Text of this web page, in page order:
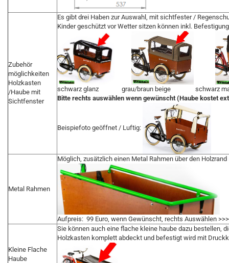
Zubehör
möglichkeiten
Holzkasten
/Haube mit
Sichtfenster
Es gibt drei Haben zur Auswahl, mit sichtfester /
Kinder geschützt vor Wetter sitzen können inkl.
schwarz glanz grau/braun beige schwarz
Bitte rechts auswählen wenn gewünscht (Haube kostet
Beispiefoto geöffnet / Luftig:
Metal Rahmen
Möglich, zusätzlich einen Metal Rahmen über den
Aufpreis: 99 Euro, wenn Gewünscht, rechts Auswählen >>>
Kleine Flache
Haube
Sie können auch eine flache kleine haube dazu bestellen,
Holzkasten komplett abdeckt und befestigt wird mit